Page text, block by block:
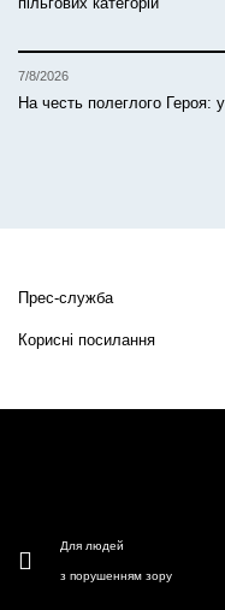
7/8/2026
На честь полеглого
Прес-служба
Корисні посилання
Для людей
з порушенням зору